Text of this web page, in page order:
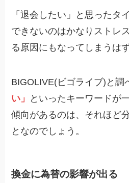
「退会したい」と思ったタ
できないのはかなりストレ
る原因にもなってしまうはず
BIGOLIVE(ビゴライブ)と調
い」
といったキーワードが
傾向があるのは、それほど
となのでしょう。
換金に為替の影響が出る